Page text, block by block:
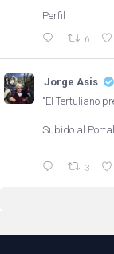
Perfil
6
Jorge Asis
"El Tertuliano
Subido al
3